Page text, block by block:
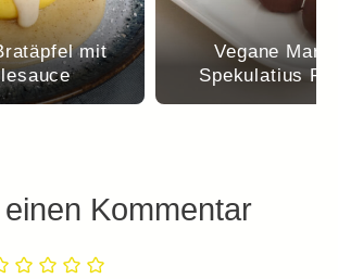
mit
Vegane
Spekulatius
Kommentar